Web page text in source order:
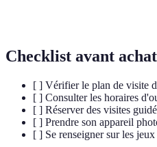
Checklist avant achat
[ ] Vérifier le plan de visite
[ ] Consulter les horaires
[ ] Réserver des visites
[ ] Prendre son appareil
[ ] Se renseigner sur les